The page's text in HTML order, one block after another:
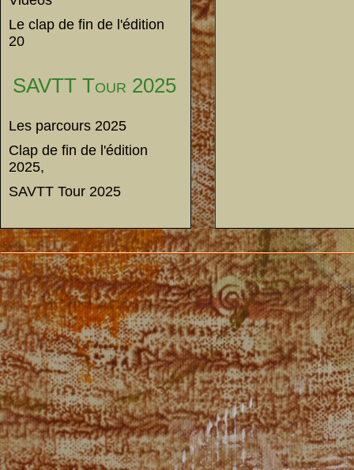
Le clap de fin de l'édition
20
SAVTT Tour 2025
Les parcours 2025
Clap de fin de l'édition
2025,
SAVTT Tour 2025